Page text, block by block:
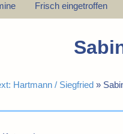
Frisch eingetroffen
Hartmann / Siegfried »